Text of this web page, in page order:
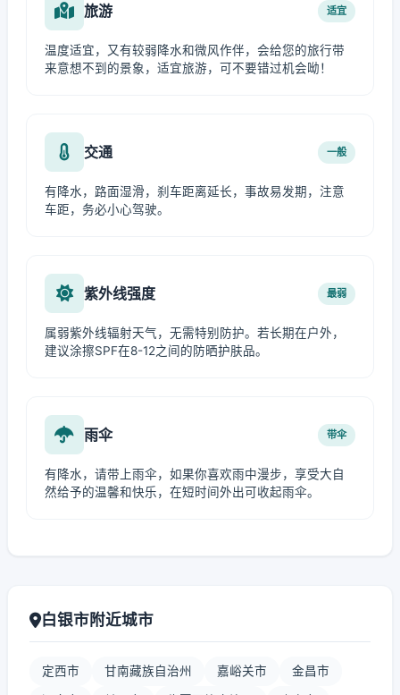
旅游 适宜
温度适宜，又有较弱降水和微风作伴，会给您的旅行带
来意想不到的景象，适宜旅游，可不要错过机会呦！
交通 一般
有降水，路面湿滑，刹车距离延长，事故易发期，注意
车距，务必小心驾驶。
紫外线强度 最弱
属弱紫外线辐射天气，无需特别防护。若长期在户外，
建议涂擦SPF在8-12之间的防晒护肤品。
雨伞 带伞
有降水，请带上雨伞，如果你喜欢雨中漫步，享受大自
然给予的温馨和快乐，在短时间外出可收起雨伞。
白银市附近城市
定西市 甘南藏族自治州 嘉峪关市 金昌市